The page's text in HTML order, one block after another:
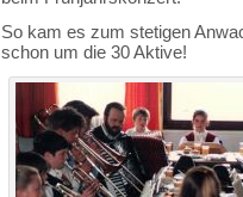
So kam es zum stetigen
schon um die 30 Aktive!